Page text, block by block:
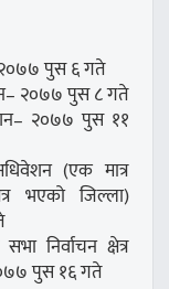
पुस ६ गते
२०७७ पुस ८ गते
२०७७ पुस ११
(एक मात्र
भएको जिल्ला)
निर्वाचन क्षेत्र
पुस १६ गते